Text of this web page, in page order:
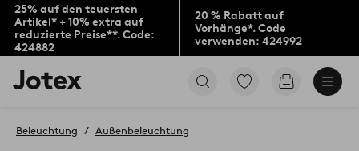
25% auf den teuersten
Artikel* + 10% extra auf
reduzierte Preise**. Code:
424882
20 % Rabatt auf
Vorhänge*. Code
verwenden: 424992
Jotex-
Logo
Startseite
Zu
Zum
Beleuchtung Außenbeleuchtung